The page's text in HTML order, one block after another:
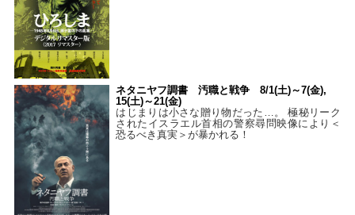
ネタニヤフ調書 汚職と戦争 8/1(土)～7(金),
15(土)～21(金)
はじまりは小さな贈り物だった…。 極秘リーク
されたイスラエル首相の警察尋問映像により＜
恐るべき真実＞が暴かれる！